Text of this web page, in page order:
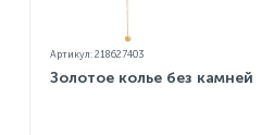
Артикул: 218627403
Золотое колье без камней